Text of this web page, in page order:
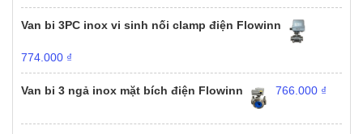
Van bi 3PC inox vi sinh nối clamp điện Flowinn
774.000 ₫
Van bi 3 ngả inox mặt bích điện Flowinn 766.000 ₫